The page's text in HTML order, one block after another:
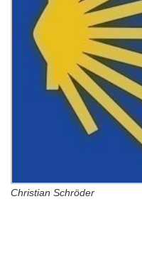
Christian Schröder